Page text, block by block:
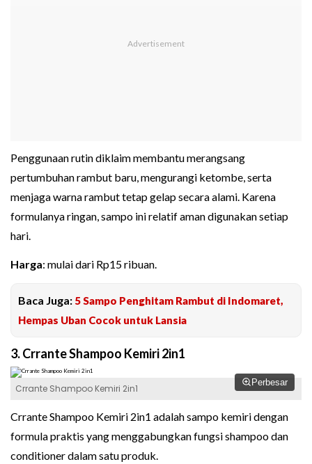
Penggunaan rutin diklaim membantu merangsang
pertumbuhan rambut baru, mengurangi ketombe, serta
menjaga warna rambut tetap gelap secara alami. Karena
formulanya ringan, sampo ini relatif aman digunakan setiap
hari.
Harga: mulai dari Rp15 ribuan.
Baca Juga: 5 Sampo Penghitam Rambut di Indomaret,
Hempas Uban Cocok untuk Lansia
3. Crrante Shampoo Kemiri 2in1
Perbesar
Crrante Shampoo Kemiri 2in1
Crrante Shampoo Kemiri 2in1 adalah sampo kemiri dengan
formula praktis yang menggabungkan fungsi shampoo dan
conditioner dalam satu produk.